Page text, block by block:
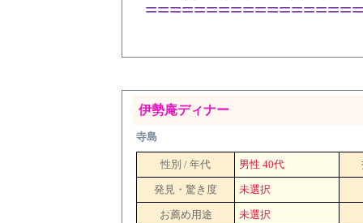
伊勢庵ディナー
寺島
性別 / 年代 男性 40代
発見・驚き度 未選択
お薦め用途 未選択